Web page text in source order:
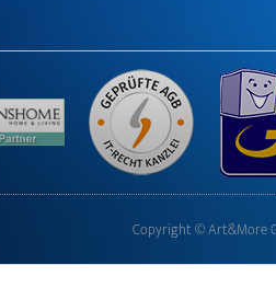
Copyright © Art&More